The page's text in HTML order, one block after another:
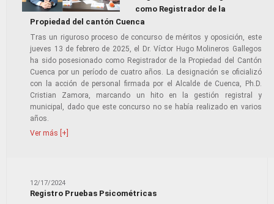
como Registrador de la
Propiedad del cantón Cuenca
Tras un riguroso proceso de concurso de méritos y oposición, este
jueves 13 de febrero de 2025, el Dr. Víctor Hugo Molineros Gallegos
ha sido posesionado como Registrador de la Propiedad del Cantón
Cuenca por un período de cuatro años. La designación se oficializó
con la acción de personal firmada por el Alcalde de Cuenca, Ph.D.
Cristian Zamora, marcando un hito en la gestión registral y
municipal, dado que este concurso no se había realizado en varios
años.
Ver más [+]
12/17/2024
Registro Pruebas Psicométricas